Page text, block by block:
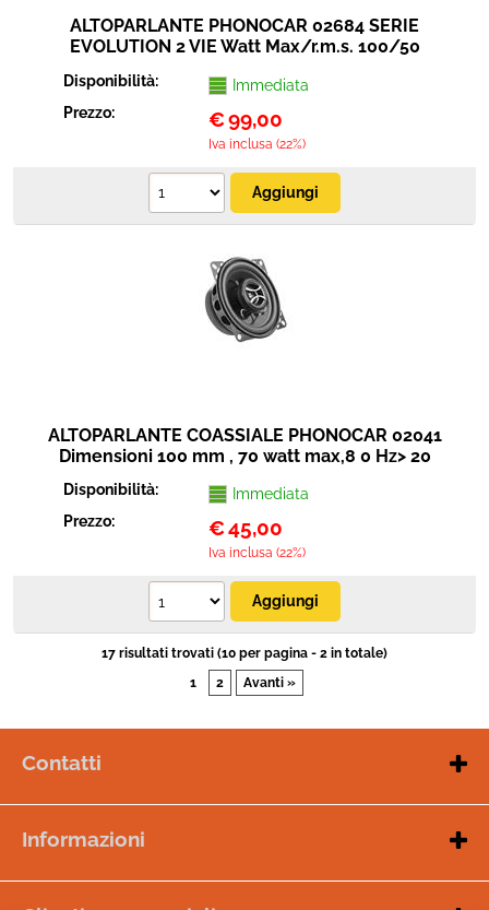
ALTOPARLANTE PHONOCAR 02684 SERIE
EVOLUTION 2 VIE Watt Max/r.m.s. 100/50
Disponibilità:
Immediata
Prezzo:
€99,00
Iva inclusa (22%)
ALTOPARLANTE COASSIALE PHONOCAR 02041
Dimensioni 100 mm , 70 watt max,8 0 Hz> 20
Disponibilità:
Immediata
Prezzo:
€45,00
Iva inclusa (22%)
17 risultati trovati (10 per pagina - 2 in totale)
1
2 Avanti »
Contatti
Telefono: +39 0833955076
Dal lunedì al sabato dalle 9:00 - 13:00
Informazioni